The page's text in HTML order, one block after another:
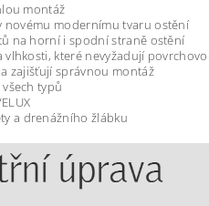
montáž
novému modernímu tvaru ostění
na horní i spodní straně ostění
které nevyžadují
zajišťují správnou montáž
typů
a drenážního žlábku